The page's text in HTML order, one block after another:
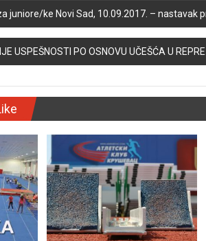
juniore/ke Novi Sad, 10.09.2017. – nastavak
USPEŠNOSTI PO OSNOVU UČEŠĆA U